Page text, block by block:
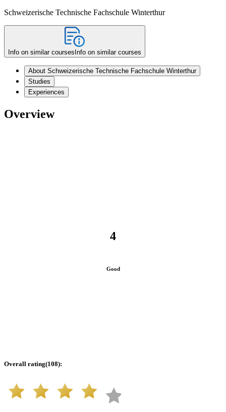
Schweizerische Technische Fachschule Winterthur
Info on similar courses Info on similar courses
About Schweizerische Technische Fachschule Winterthur
Studies
Experiences
Overview
4
Good
Overall rating(108):